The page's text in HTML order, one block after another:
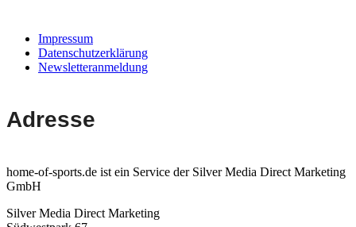
Impressum
Datenschutzerklärung
Newsletteranmeldung
Adresse
home-of-sports.de ist ein Service der Silver Media Direct Marketing
GmbH
Silver Media Direct Marketing